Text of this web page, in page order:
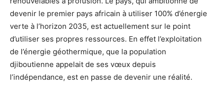
devenir le premier pays africain à utiliser 100% d’énergie
verte à l’horizon 2035, est actuellement sur le point
d’utiliser ses propres ressources. En effet l’exploitation
de l’énergie géothermique, que la population
djiboutienne appelait de ses vœux depuis
l’indépendance, est en passe de devenir une réalité.